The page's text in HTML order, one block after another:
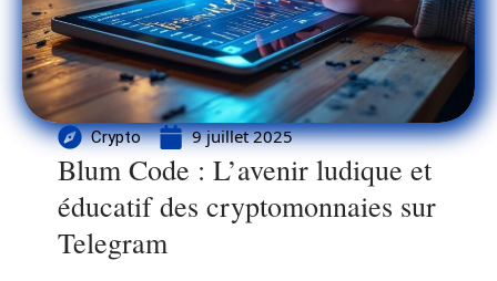
Crypto 9 juillet 2025
Blum Code : L’avenir ludique et
éducatif des cryptomonnaies sur
Telegram